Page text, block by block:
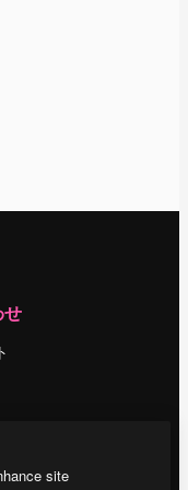
せ
site